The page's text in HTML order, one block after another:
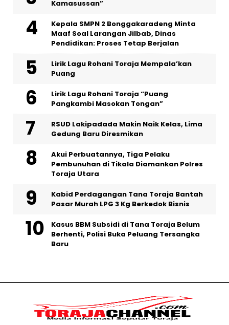
Kamasussan”
Kepala SMPN 2 Bonggakaradeng Minta
Maaf Soal Larangan Jilbab, Dinas
Pendidikan: Proses Tetap Berjalan
Lirik Lagu Rohani Toraja Mempala’kan
Puang
Lirik Lagu Rohani Toraja “Puang
Pangkambi Masokan Tongan”
RSUD Lakipadada Makin Naik Kelas, Lima
Gedung Baru Diresmikan
Akui Perbuatannya, Tiga Pelaku
Pembunuhan di Tikala Diamankan Polres
Toraja Utara
Kabid Perdagangan Tana Toraja Bantah
Pasar Murah LPG 3 Kg Berkedok Bisnis
Kasus BBM Subsidi di Tana Toraja Belum
Berhenti, Polisi Buka Peluang Tersangka
Baru